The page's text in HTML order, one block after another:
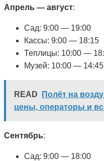
Апрель — август:
Сад: 9:00 — 19:00
Кассы: 9:00 — 18:15
Теплицы: 10:00 —
Музей: 10:00 — 14:45
READ
Полёт на
цены, операторы и
Сентябрь:
Сад: 9:00 — 18:00